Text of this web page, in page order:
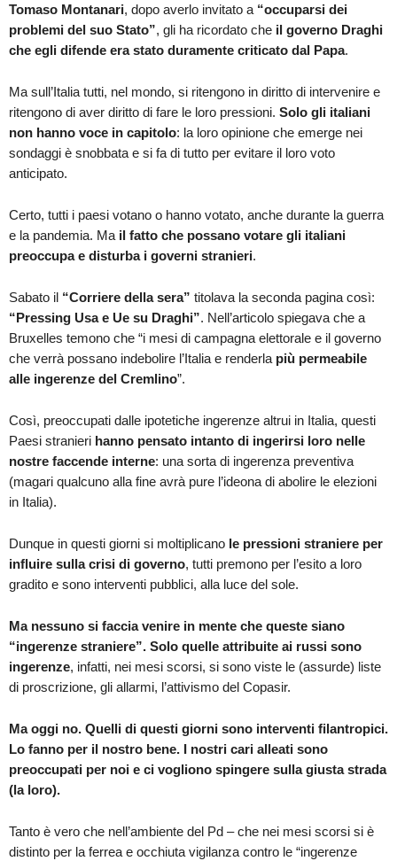
Tomaso Montanari, dopo averlo invitato a “occuparsi dei
problemi del suo Stato”, gli ha ricordato che il governo Draghi
che egli difende era stato duramente criticato dal Papa.
Ma sull’Italia tutti, nel mondo, si ritengono in diritto di intervenire e
ritengono di aver diritto di fare le loro pressioni. Solo gli italiani
non hanno voce in capitolo: la loro opinione che emerge nei
sondaggi è snobbata e si fa di tutto per evitare il loro voto
anticipato.
Certo, tutti i paesi votano o hanno votato, anche durante la guerra
e la pandemia. Ma il fatto che possano votare gli italiani
preoccupa e disturba i governi stranieri.
Sabato il “Corriere della sera” titolava la seconda pagina così:
“Pressing Usa e Ue su Draghi”. Nell’articolo spiegava che a
Bruxelles temono che “i mesi di campagna elettorale e il governo
che verrà possano indebolire l’Italia e renderla più permeabile
alle ingerenze del Cremlino”.
Così, preoccupati dalle ipotetiche ingerenze altrui in Italia, questi
Paesi stranieri hanno pensato intanto di ingerirsi loro nelle
nostre faccende interne: una sorta di ingerenza preventiva
(magari qualcuno alla fine avrà pure l’ideona di abolire le elezioni
in Italia).
Dunque in questi giorni si moltiplicano le pressioni straniere per
influire sulla crisi di governo, tutti premono per l’esito a loro
gradito e sono interventi pubblici, alla luce del sole.
Ma nessuno si faccia venire in mente che queste siano
“ingerenze straniere”. Solo quelle attribuite ai russi sono
ingerenze, infatti, nei mesi scorsi, si sono viste le (assurde) liste
di proscrizione, gli allarmi, l’attivismo del Copasir.
Ma oggi no. Quelli di questi giorni sono interventi filantropici.
Lo fanno per il nostro bene. I nostri cari alleati sono
preoccupati per noi e ci vogliono spingere sulla giusta strada
(la loro).
Tanto è vero che nell’ambiente del Pd – che nei mesi scorsi si è
distinto per la ferrea e occhiuta vigilanza contro le “ingerenze